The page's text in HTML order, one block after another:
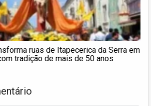
ruas de Itapecerica da Serra em
tradição de mais de 50 anos